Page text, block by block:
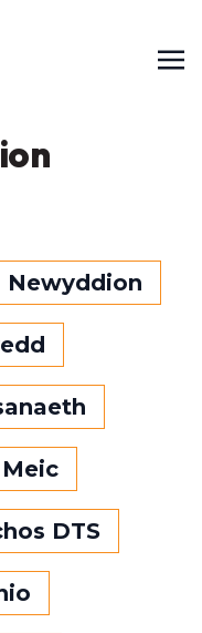
Newyddion
Meic
DTS